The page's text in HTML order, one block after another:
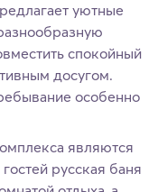
уютные
спокойный
досугом.
особенно
являются
русская баня